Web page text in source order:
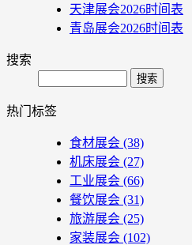
天津展会2026时间表
青岛展会2026时间表
搜索
Search
热门标签
食材展会 (38)
机床展会 (27)
工业展会 (66)
餐饮展会 (31)
旅游展会 (25)
家装展会 (102)